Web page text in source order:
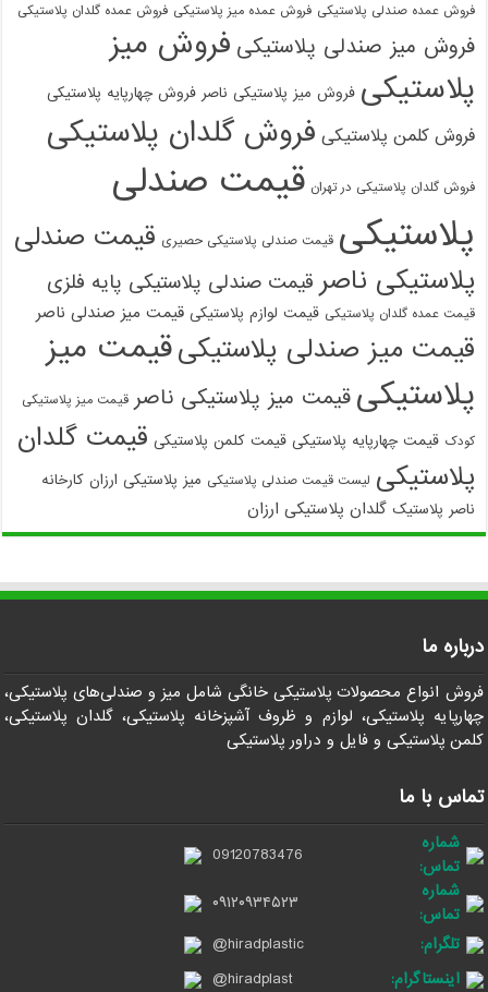
فروش عمده صندلی پلاستیکی فروش عمده میز پلاستیکی فروش عمده گلدان پلاستیکی
فروش میز صندلی پلاستیکی فروش میز
پلاستیکی فروش میز پلاستیکی ناصر فروش چهارپایه پلاستیکی
فروش کلمن پلاستیکی فروش گلدان پلاستیکی
فروش گلدان پلاستیکی در تهران قیمت صندلی
پلاستیکی قیمت صندلی پلاستیکی حصیری قیمت صندلی
پلاستیکی ناصر قیمت صندلی پلاستیکی پایه فلزی
قیمت عمده گلدان پلاستیکی قیمت لوازم پلاستیکی قیمت میز صندلی ناصر
قیمت میز صندلی پلاستیکیقیمت میز
پلاستیکی قیمت میز پلاستیکی ناصر قیمت میز پلاستیکی
کودک قیمت چهارپایه پلاستیکی قیمت کلمن پلاستیکی قیمت گلدان
پلاستیکی لیست قیمت صندلی پلاستیکی میز پلاستیکی ارزان کارخانه
ناصر پلاستیک گلدان پلاستیکی ارزان
درباره ما
فروش انواع محصولات پلاستیکی خانگی شامل میز و صندلی‌های پلاستیکی،
چهارپایه پلاستیکی، لوازم و ظروف آشپزخانه پلاستیکی، گلدان پلاستیکی،
کلمن پلاستیکی و فایل و دراور پلاستیکی
تماس با ما
شماره
تماس:
09120783476
شماره
تماس:
۰۹۱۲۰۹۳۴۵۲۳
تلگرام:
@hiradplastic
اینستاگرام:
@hiradplast